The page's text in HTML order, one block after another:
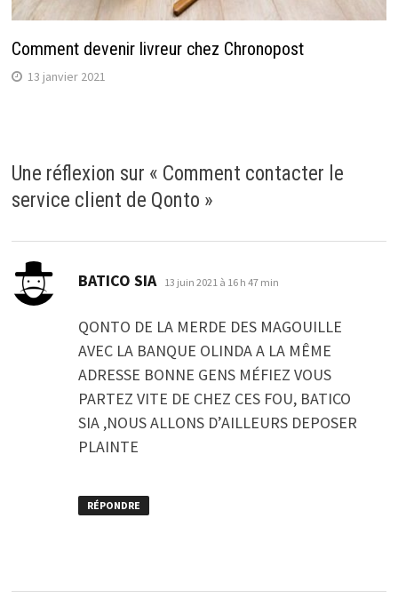
Comment devenir livreur chez Chronopost
13 janvier 2021
Une réflexion sur « Comment contacter le
service client de Qonto »
BATICO SIA dit :
13 juin 2021 à 16 h 47 min
QONTO DE LA MERDE DES MAGOUILLE
AVEC LA BANQUE OLINDA A LA MÊME
ADRESSE BONNE GENS MÉFIEZ VOUS
PARTEZ VITE DE CHEZ CES FOU, BATICO
SIA ,NOUS ALLONS D’AILLEURS DEPOSER
PLAINTE
RÉPONDRE